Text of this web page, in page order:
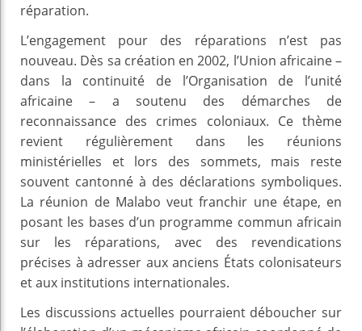
réparation.
L’engagement pour des réparations n’est pas
nouveau. Dès sa création en 2002, l’Union africaine –
dans la continuité de l’Organisation de l’unité
africaine – a soutenu des démarches de
reconnaissance des crimes coloniaux. Ce thème
revient régulièrement dans les réunions
ministérielles et lors des sommets, mais reste
souvent cantonné à des déclarations symboliques.
La réunion de Malabo veut franchir une étape, en
posant les bases d’un programme commun africain
sur les réparations, avec des revendications
précises à adresser aux anciens États colonisateurs
et aux institutions internationales.
Les discussions actuelles pourraient déboucher sur